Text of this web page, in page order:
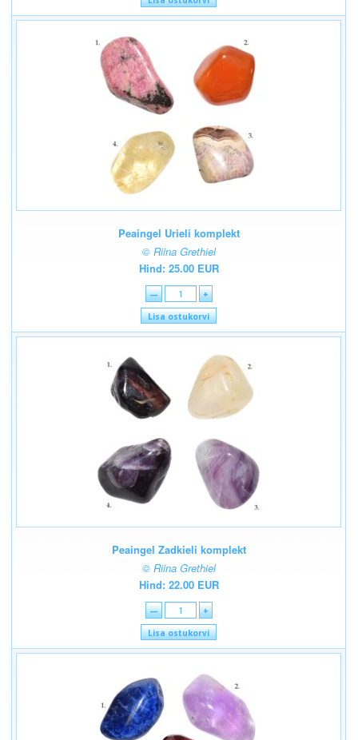
Peaingel Urieli komplekt
© Riina Grethiel
Hind: 25.00 EUR
—
+
Lisa ostukorvi
Peaingel Zadkieli komplekt
© Riina Grethiel
Hind: 22.00 EUR
—
+
Lisa ostukorvi